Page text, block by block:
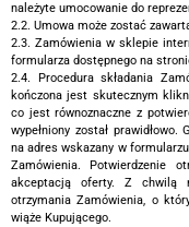
należyte umocowanie do
2.2. Umowa może zostać
2.3. Zamówienia w sklepie
formularza dostępnego na
2.4. Procedura składania
kończona jest skutecznym
co jest równoznaczne z
wypełniony został
na adres wskazany w
Zamówienia. Potwierdzenie
akceptacją oferty. Z chwilą
otrzymania Zamówienia, o
wiąże Kupującego.